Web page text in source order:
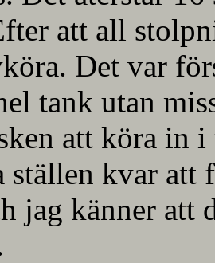
att all
Det var
tank utan
att köra in i
ställen kvar att
jag känner att